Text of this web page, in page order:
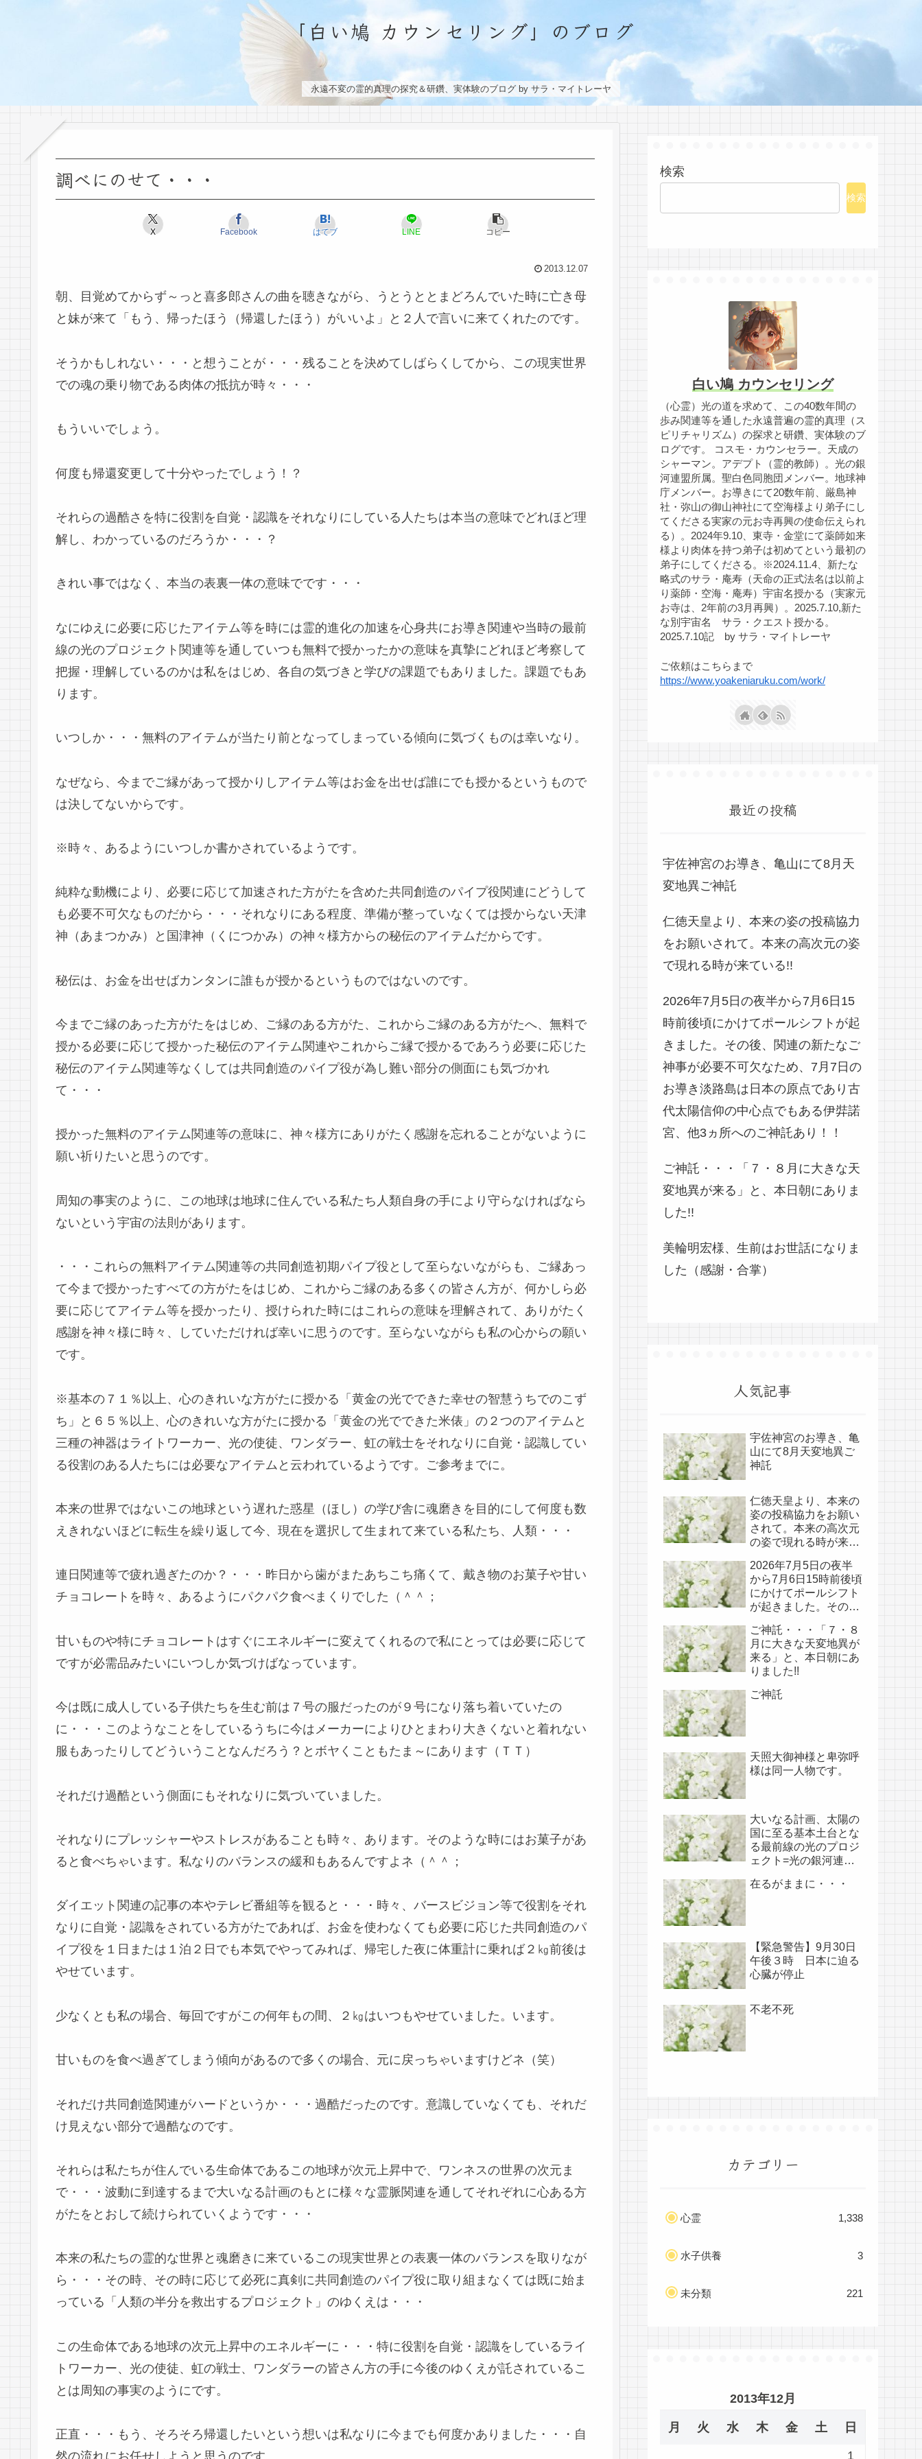
「白い鳩 カウンセリング」のブログ
永遠不変の霊的真理の探究＆研鑽、実体験のブログ by サラ・マイトレーヤ
調べにのせて・・・
X Facebook はてブ LINE コピー
2013.12.07
朝、目覚めてからず～っと喜多郎さんの曲を聴きながら、うとうととまどろんでいた時に亡き母
と妹が来て「もう、帰ったほう（帰還したほう）がいいよ」と２人で言いに来てくれたのです。
そうかもしれない・・・と想うことが・・・残ることを決めてしばらくしてから、この現実世界
での魂の乗り物である肉体の抵抗が時々・・・
もういいでしょう。
何度も帰還変更して十分やったでしょう！？
それらの過酷さを特に役割を自覚・認識をそれなりにしている人たちは本当の意味でどれほど理
解し、わかっているのだろうか・・・？
きれい事ではなく、本当の表裏一体の意味でです・・・
なにゆえに必要に応じたアイテム等を時には霊的進化の加速を心身共にお導き関連や当時の最前
線の光のプロジェクト関連等を通していつも無料で授かったかの意味を真摯にどれほど考察して
把握・理解しているのかは私をはじめ、各自の気づきと学びの課題でもありました。課題でもあ
ります。
いつしか・・・無料のアイテムが当たり前となってしまっている傾向に気づくものは幸いなり。
なぜなら、今までご縁があって授かりしアイテム等はお金を出せば誰にでも授かるというもので
は決してないからです。
※時々、あるようにいつしか書かされているようです。
純粋な動機により、必要に応じて加速された方がたを含めた共同創造のパイプ役関連にどうして
も必要不可欠なものだから・・・それなりにある程度、準備が整っていなくては授からない天津
神（あまつかみ）と国津神（くにつかみ）の神々様方からの秘伝のアイテムだからです。
秘伝は、お金を出せばカンタンに誰もが授かるというものではないのです。
今までご縁のあった方がたをはじめ、ご縁のある方がた、これからご縁のある方がたへ、無料で
授かる必要に応じて授かった秘伝のアイテム関連やこれからご縁で授かるであろう必要に応じた
秘伝のアイテム関連等なくしては共同創造のパイプ役が為し難い部分の側面にも気づかれ
て・・・
授かった無料のアイテム関連等の意味に、神々様方にありがたく感謝を忘れることがないように
願い祈りたいと思うのです。
周知の事実のように、この地球は地球に住んでいる私たち人類自身の手により守らなければなら
ないという宇宙の法則があります。
・・・これらの無料アイテム関連等の共同創造初期パイプ役として至らないながらも、ご縁あっ
て今まで授かったすべての方がたをはじめ、これからご縁のある多くの皆さん方が、何かしら必
要に応じてアイテム等を授かったり、授けられた時にはこれらの意味を理解されて、ありがたく
感謝を神々様に時々、していただければ幸いに思うのです。至らないながらも私の心からの願い
です。
※基本の７１％以上、心のきれいな方がたに授かる「黄金の光でできた幸せの智慧うちでのこず
ち」と６５％以上、心のきれいな方がたに授かる「黄金の光でできた米俵」の２つのアイテムと
三種の神器はライトワーカー、光の使徒、ワンダラー、虹の戦士をそれなりに自覚・認識してい
る役割のある人たちには必要なアイテムと云われているようです。ご参考までに。
本来の世界ではないこの地球という遅れた惑星（ほし）の学び舎に魂磨きを目的にして何度も数
えきれないほどに転生を繰り返して今、現在を選択して生まれて来ている私たち、人類・・・
連日関連等で疲れ過ぎたのか？・・・昨日から歯がまたあちこち痛くて、戴き物のお菓子や甘い
チョコレートを時々、あるようにパクパク食べまくりでした（＾＾；
甘いものや特にチョコレートはすぐにエネルギーに変えてくれるので私にとっては必要に応じて
ですが必需品みたいにいつしか気づけばなっています。
今は既に成人している子供たちを生む前は７号の服だったのが９号になり落ち着いていたの
に・・・このようなことをしているうちに今はメーカーによりひとまわり大きくないと着れない
服もあったりしてどういうことなんだろう？とボヤくこともたま～にあります（ＴＴ）
それだけ過酷という側面にもそれなりに気づいていました。
それなりにプレッシャーやストレスがあることも時々、あります。そのような時にはお菓子があ
ると食べちゃいます。私なりのバランスの緩和もあるんですよネ（＾＾；
ダイエット関連の記事の本やテレビ番組等を観ると・・・時々、バースビジョン等で役割をそれ
なりに自覚・認識をされている方がたであれば、お金を使わなくても必要に応じた共同創造のパ
イプ役を１日または１泊２日でも本気でやってみれば、帰宅した夜に体重計に乗れば２㎏前後は
やせています。
少なくとも私の場合、毎回ですがこの何年もの間、２㎏はいつもやせていました。います。
甘いものを食べ過ぎてしまう傾向があるので多くの場合、元に戻っちゃいますけどネ（笑）
それだけ共同創造関連がハードというか・・・過酷だったのです。意識していなくても、それだ
け見えない部分で過酷なのです。
それらは私たちが住んでいる生命体であるこの地球が次元上昇中で、ワンネスの世界の次元ま
で・・・波動に到達するまで大いなる計画のもとに様々な霊脈関連を通してそれぞれに心ある方
がたをとおして続けられていくようです・・・
本来の私たちの霊的な世界と魂磨きに来ているこの現実世界との表裏一体のバランスを取りなが
ら・・・その時、その時に応じて必死に真剣に共同創造のパイプ役に取り組まなくては既に始ま
っている「人類の半分を救出するプロジェクト」のゆくえは・・・
この生命体である地球の次元上昇中のエネルギーに・・・特に役割を自覚・認識をしているライ
トワーカー、光の使徒、虹の戦士、ワンダラーの皆さん方の手に今後のゆくえが託されているこ
とは周知の事実のようにです。
正直・・・もう、そろそろ帰還したいという想いは私なりに今までも何度かありました・・・自
検索
検索
白い鳩 カウンセリング
（心霊）光の道を求めて、この40数年間の
歩み関連等を通した永遠普遍の霊的真理（ス
ピリチャリズム）の探求と研鑽、実体験のブ
ログです。 コスモ・カウンセラー。天成の
シャーマン。アデプト（霊的教師）。光の銀
河連盟所属。聖白色同胞団メンバー。地球神
庁メンバー。お導きにて20数年前、厳島神
社・弥山の御山神社にて空海様より弟子にし
てくださる実家の元お寺再興の使命伝えられ
る）。2024年9.10、東寺・金堂にて薬師如来
様より肉体を持つ弟子は初めてという最初の
弟子にしてくださる。※2024.11.4、新たな
略式のサラ・庵寿（天命の正式法名は以前よ
り薬師・空海・庵寿）宇宙名授かる（実家元
お寺は、2年前の3月再興）。2025.7.10,新た
な別宇宙名 サラ・クエスト授かる。
2025.7.10記 by サラ・マイトレーヤ
ご依頼はこちらまで
https://www.yoakeniaruku.com/work/
最近の投稿
宇佐神宮のお導き、亀山にて8月天
変地異ご神託
仁徳天皇より、本来の姿の投稿協力
をお願いされて。本来の高次元の姿
で現れる時が来ている!!
2026年7月5日の夜半から7月6日15
時前後頃にかけてポールシフトが起
きました。その後、関連の新たなご
神事が必要不可欠なため、7月7日の
お導き淡路島は日本の原点であり古
代太陽信仰の中心点でもある伊弉諾
宮、他3ヵ所へのご神託あり！！
ご神託・・・「７・８月に大きな天
変地異が来る」と、本日朝にありま
した!!
美輪明宏様、生前はお世話になりま
した（感謝・合掌）
人気記事
宇佐神宮のお導き、亀
山にて8月天変地異ご
神託
仁徳天皇より、本来の
姿の投稿協力をお願い
されて。本来の高次元
の姿で現れる時が来て
2026年7月5日の夜半
から7月6日15時前後頃
にかけてポールシフト
が起きました。その
事が必要不可欠なた
め、7月7日のお導き淡
路島は日本の原点であ
り古代太陽信仰の中心
点でもある伊弉諾宮、
他3ヵ所へのご神託あ
ご神託・・・「７・８
月に大きな天変地異が
来る」と、本日朝にあ
りました!!
ご神託
天照大御神様と卑弥呼
様は同一人物です。
大いなる計画、太陽の
国に至る基本土台とな
る最前線の光のプロジ
ェクト=光の銀河連盟
ち、宇宙規模での壮大
在るがままに・・・
【緊急警告】9月30日
午後３時 日本に迫る
心臓が停止
不老不死
カテゴリー
心霊 1,338
水子供養 3
未分類 221
2013年12月
月 火 水 木 金 土 日
1